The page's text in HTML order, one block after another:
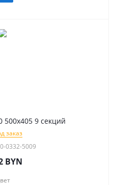
500х405 9 секций
заказ
0332-5009
BYN